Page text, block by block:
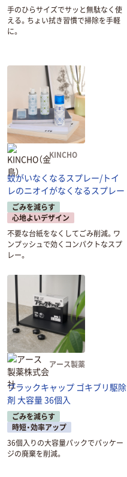
手のひらサイズでサッと無駄なく使
える。ちょい拭き習慣で掃除を手軽
に。
KINCHO
蚊がいなくなるスプレー/トイ
レのニオイがなくなるスプレー
ごみを減らす
心地よいデザイン
不要な台紙をなくしてごみ削減。ワ
ンプッシュで効くコンパクトなスプ
レー。
アース製薬
ブラックキャップ ゴキブリ駆除
剤 大容量 36個入
ごみを減らす
時短・効率アップ
36個入りの大容量パックでパッケー
ジの廃棄を削減。